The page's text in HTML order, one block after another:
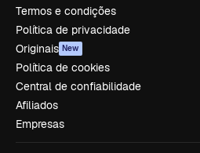
Termos e condições
Política de privacidade
Originais New
Política de cookies
Central de confiabilidade
Afiliados
Empresas